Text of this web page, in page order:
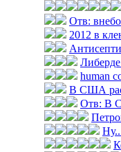
Отв:
2012 в
human
В США
Отв: В